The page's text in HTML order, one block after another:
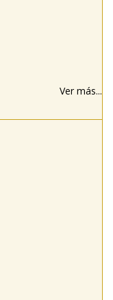
Ver más...